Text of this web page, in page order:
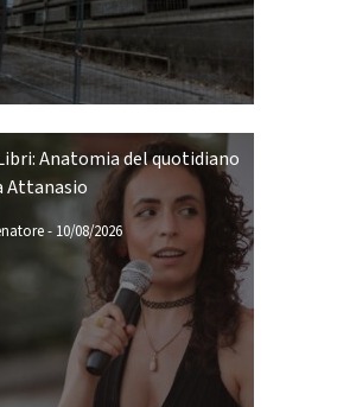
Anatomia del quotidiano
Attanasio
- 10/08/2026